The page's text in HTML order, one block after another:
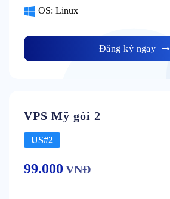
OS: Linux
Đăng ký ngay
VPS Mỹ gói 2
US#2
99.000 VNĐ